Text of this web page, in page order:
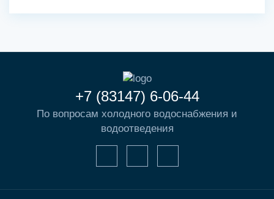
+7 (83147) 6-06-44
По вопросам холодного водоснабжения и
водоотведения